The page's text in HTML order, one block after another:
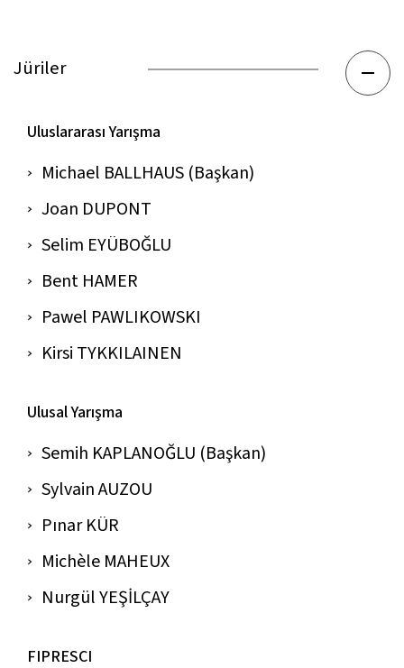
Jüriler
Uluslararası Yarışma
Michael BALLHAUS (Başkan)
Joan DUPONT
Selim EYÜBOĞLU
Bent HAMER
Pawel PAWLIKOWSKI
Kirsi TYKKILAINEN
Ulusal Yarışma
Semih KAPLANOĞLU (Başkan)
Sylvain AUZOU
Pınar KÜR
Michèle MAHEUX
Nurgül YEŞİLÇAY
FIPRESCI